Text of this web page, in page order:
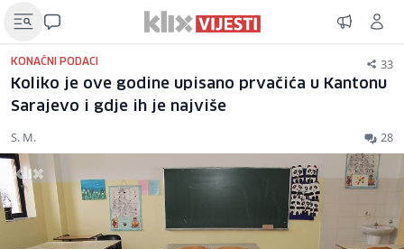
KONAČNI PODACI 33
Koliko je ove godine upisano prvačića u Kantonu
Sarajevo i gdje ih je najviše
S. M. 28